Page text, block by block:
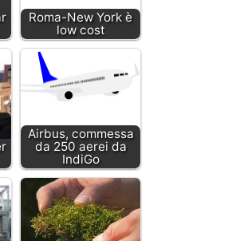
Roma-New York è
low cost
Airbus, commessa
da 250 aerei da
IndiGo